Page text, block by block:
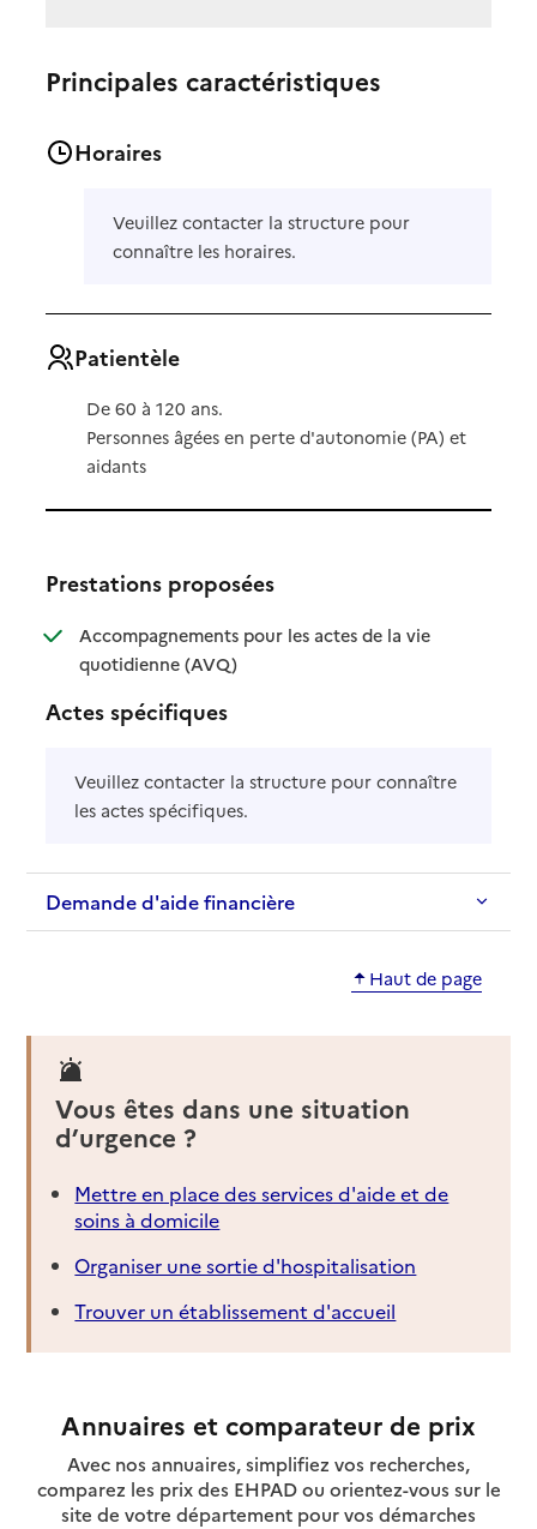
Principales caractéristiques
Horaires
Veuillez contacter la structure pour
connaître les horaires.
Patientèle
De 60 à 120 ans.
Personnes âgées en perte d'autonomie (PA) et
aidants
Prestations proposées
Accompagnements pour les actes de la vie
quotidienne (AVQ): disponible
: non disponible
Actes spécifiques
Veuillez contacter la structure pour connaître
les actes spécifiques.
Demande d'aide financière
Haut de page
Vous êtes dans une situation
d’urgence ?
Mettre en place des services d'aide et de
soins à domicile
Organiser une sortie d'hospitalisation
Trouver un établissement d'accueil
Annuaires et comparateur de prix
Avec nos annuaires, simplifiez vos recherches,
comparez les prix des EHPAD ou orientez-vous sur le
site de votre département pour vos démarches